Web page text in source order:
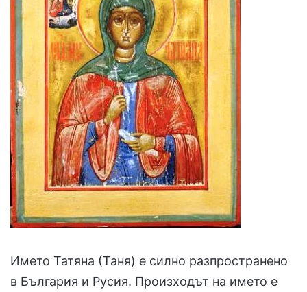
Името Татяна (Таня) е силно разпространено
в България и Русия. Произходът на името е